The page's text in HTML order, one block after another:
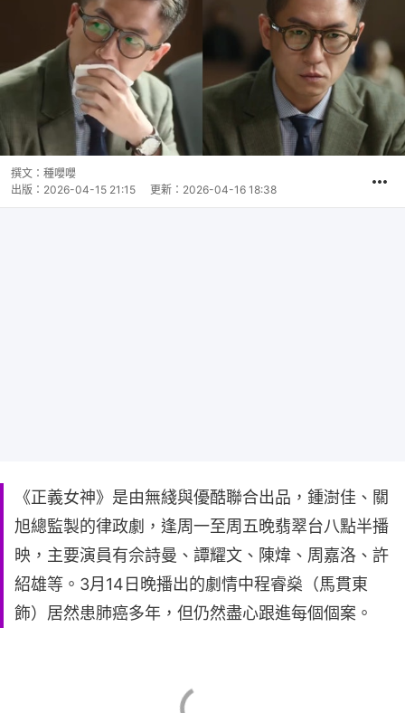
撰文： 種嚶嚶
出版： 2026-04-15 21:15 更新： 2026-04-16 18:38
《正義女神》是由無綫與優酷聯合出品，鍾澍佳、關
旭總監製的律政劇，逢周一至周五晚翡翠台八點半播
映，主要演員有佘詩曼、譚耀文、陳煒、周嘉洛、許
紹雄等。3月14日晚播出的劇情中程睿燊（馬貫東
飾）居然患肺癌多年，但仍然盡心跟進每個個案。